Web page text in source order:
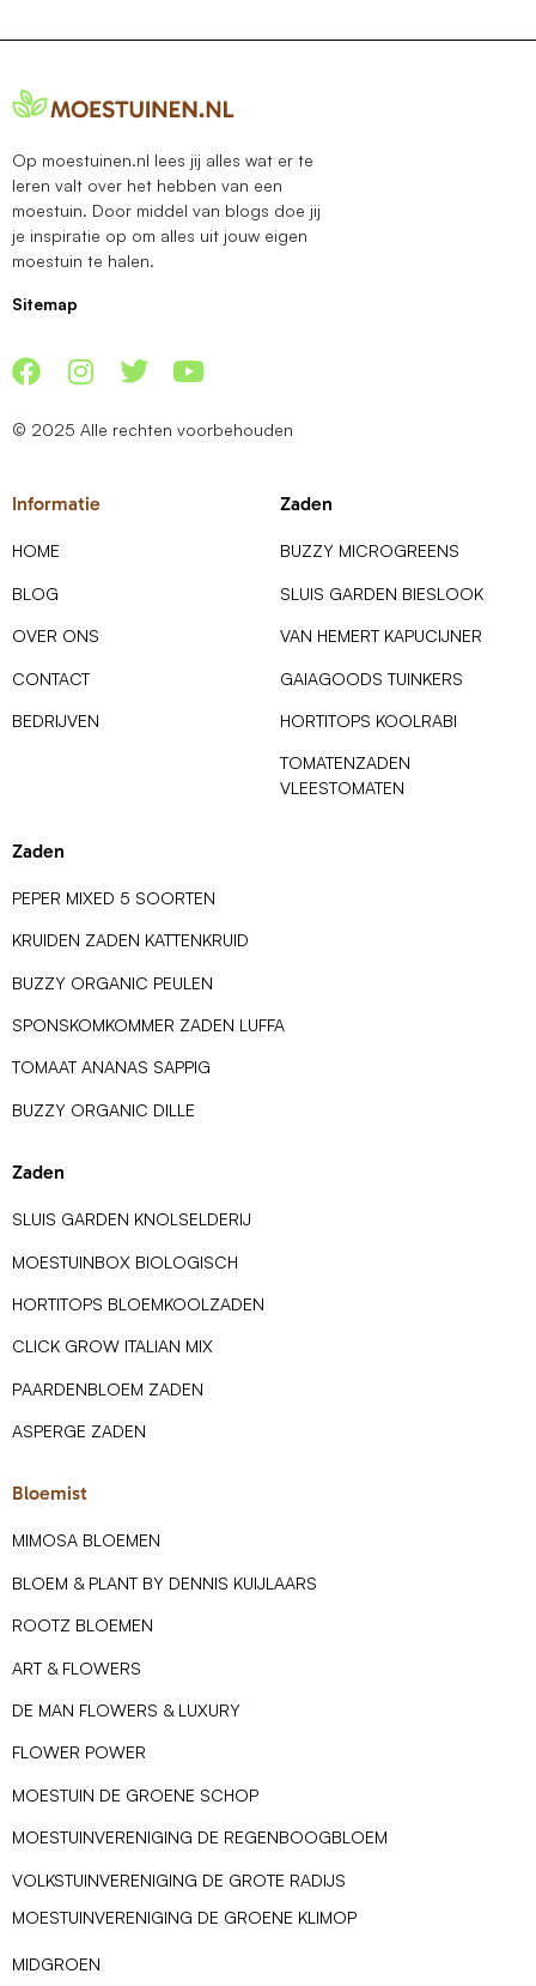
Op moestuinen.nl lees jij alles wat er te
leren valt over het hebben van een
moestuin. Door middel van blogs doe jij
je inspiratie op om alles uit jouw eigen
moestuin te halen.
Sitemap
© 2025 Alle rechten voorbehouden
Informatie
HOME
BLOG
OVER ONS
CONTACT
BEDRIJVEN
Zaden
BUZZY MICROGREENS
SLUIS GARDEN BIESLOOK
VAN HEMERT KAPUCIJNER
GAIAGOODS TUINKERS
HORTITOPS KOOLRABI
TOMATENZADEN
VLEESTOMATEN
Zaden
PEPER MIXED 5 SOORTEN
KRUIDEN ZADEN KATTENKRUID
BUZZY ORGANIC PEULEN
SPONSKOMKOMMER ZADEN LUFFA
TOMAAT ANANAS SAPPIG
BUZZY ORGANIC DILLE
Zaden
SLUIS GARDEN KNOLSELDERIJ
MOESTUINBOX BIOLOGISCH
HORTITOPS BLOEMKOOLZADEN
CLICK GROW ITALIAN MIX
PAARDENBLOEM ZADEN
ASPERGE ZADEN
Bloemist
MIMOSA BLOEMEN
BLOEM & PLANT BY DENNIS KUIJLAARS
ROOTZ BLOEMEN
ART & FLOWERS
DE MAN FLOWERS & LUXURY
FLOWER POWER
MOESTUIN DE GROENE SCHOP
MOESTUINVERENIGING DE REGENBOOGBLOEM
VOLKSTUINVERENIGING DE GROTE RADIJS
MOESTUINVERENIGING DE GROENE KLIMOP
MIDGROEN